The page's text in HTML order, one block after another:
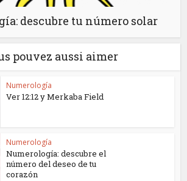
descubre tu número solar
pouvez aussi aimer
Numerología
Ver 12:12 y Merkaba Field
Numerología
Numerología: descubre el
número del deseo de tu
corazón